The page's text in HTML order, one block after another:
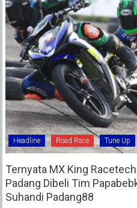
Headline Road Race Tune Up
Ternyata MX King
Padang Dibeli Tim
Suhandi Padang88